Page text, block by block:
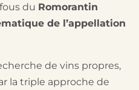
du Romorantin
de l’appellation
de vins propres,
la triple approche de